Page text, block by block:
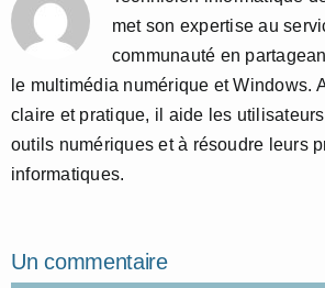
met son expertise au
communauté en
le multimédia numérique et Windows.
claire et pratique, il aide les
outils numériques et à résoudre leurs
informatiques.
Un commentaire